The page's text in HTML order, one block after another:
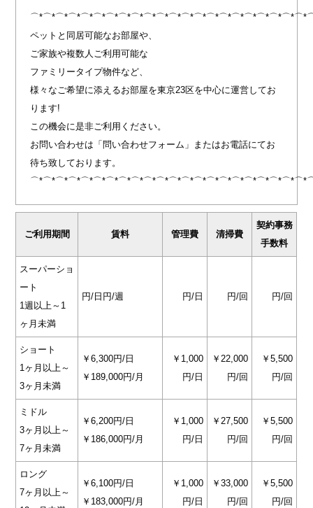
ペットと同居可能なお部屋や、
ご家族や複数人ご利用可能な
ファミリータイプ物件など、
様々なご希望に添えるお部屋を東京23区を中心に運営してお
ります!
この機会に是非ご利用ください。
お問い合わせは「問い合わせフォーム」またはお電話にてお
待ち致しております。
ご利用期間 賃料 管理費 清掃費
契約事務
手数料
スーパーショ
ート
1週以上～1
ヶ月未満
円/日 円/週 円/日 円/回 円/回
ショート
1ヶ月以上～
3ヶ月未満
￥6,300円/日
￥189,000円/月
￥1,000
円/日
￥22,000
円/回
￥5,500
円/回
ミドル
3ヶ月以上～
7ヶ月未満
￥6,200円/日
￥186,000円/月
￥1,000
円/日
￥27,500
円/回
￥5,500
円/回
ロング
7ヶ月以上～
￥6,100円/日
￥183,000円/月
￥1,000
円/日
￥33,000
円/回
￥5,500
円/回